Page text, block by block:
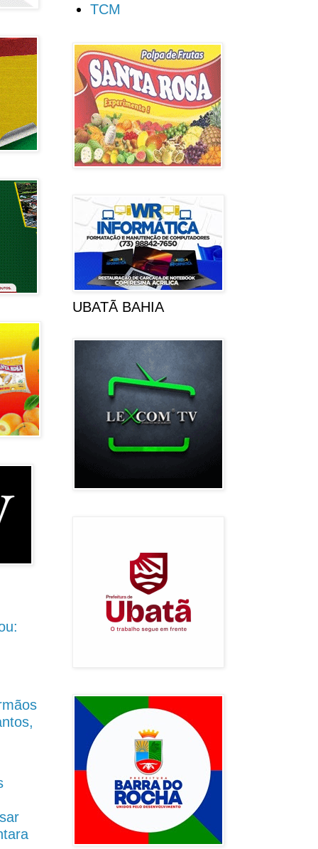
TCM
UBATÃ BAHIA